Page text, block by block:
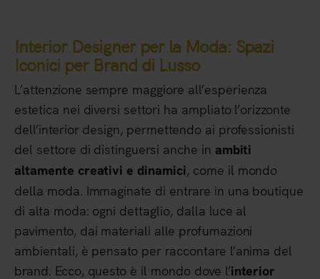
Interior Designer per la Moda: Spazi
Iconici per Brand di Lusso
L’attenzione sempre maggiore all’esperienza
estetica nei diversi settori ha ampliato l’orizzonte
dell’interior design, permettendo ai professionisti
del settore di distinguersi anche in ambiti
altamente creativi e dinamici, come il mondo
della moda. Immaginate di entrare in una boutique
di alta moda: ogni dettaglio, dalla luce al
pavimento, dai materiali alle profumazioni
ambientali, è pensato per raccontare l’anima del
brand. Ecco, questo è il mondo dove l’interior